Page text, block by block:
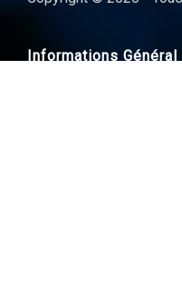
Informations Général